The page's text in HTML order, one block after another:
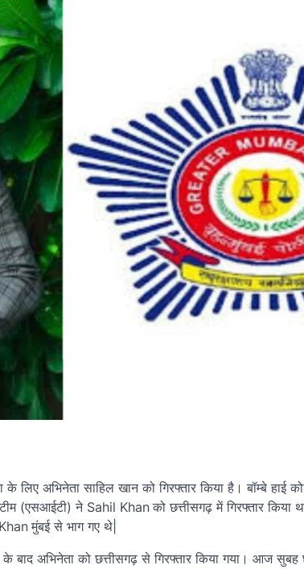
अभिनेता साहिल खान को गिरफ्तार किया है। बॉम्बे हाई
(एसआईटी) ने Sahil Khan को छत्तीसगढ़ में गिरफ्तार
मुंबई से भाग गए थे|
अभिनेता को छत्तीसगढ़ से गिरफ्तार किया गया। आज सुबह